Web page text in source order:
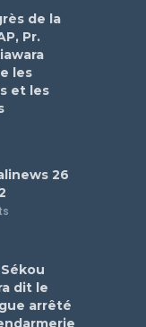
de la
Pr.
les
et les
26
dit le
arrêté